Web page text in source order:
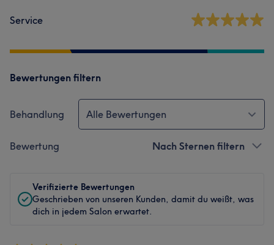
Service
Bewertungen filtern
Behandlung Alle Bewertungen
Bewertung Nach Sternen filtern
Verifizierte Bewertungen
Geschrieben von unseren Kunden, damit du weißt, was
dich in jedem Salon erwartet.